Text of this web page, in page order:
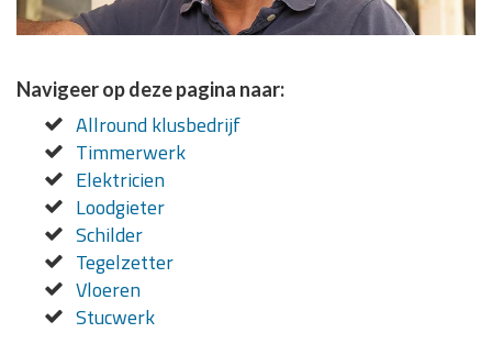
Navigeer op deze pagina naar:
Allround klusbedrijf
Timmerwerk
Elektricien
Loodgieter
Schilder
Tegelzetter
Vloeren
Stucwerk